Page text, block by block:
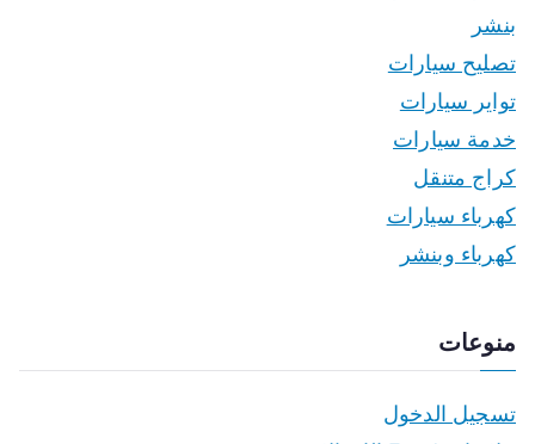
بنشر
تصليح سيارات
تواير سيارات
خدمة سيارات
كراج متنقل
كهرباء سيارات
كهرباء وبنشر
منوعات
تسجيل الدخول